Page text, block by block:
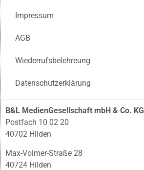
Impressum
AGB
Wiederrufsbelehreung
Datenschutzerklärung
B&L MedienGesellschaft mbH & Co. KG
Postfach 10 02 20
40702 Hilden
Max-Volmer-Straße 28
40724 Hilden